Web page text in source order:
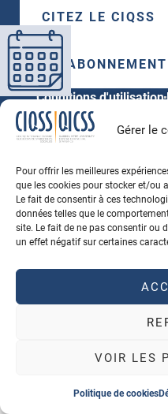
Gérer le
Pour offrir les meilleures
que les cookies pour stocker et/ou
Le fait de consentir à ces
données telles que le
site. Le fait de ne pas consentir ou
un effet négatif sur certaines
VOIR LES
Politique de cookies
CITEZ LE CIQSS
Conditions d'utilisation
Propulsé par
Agence